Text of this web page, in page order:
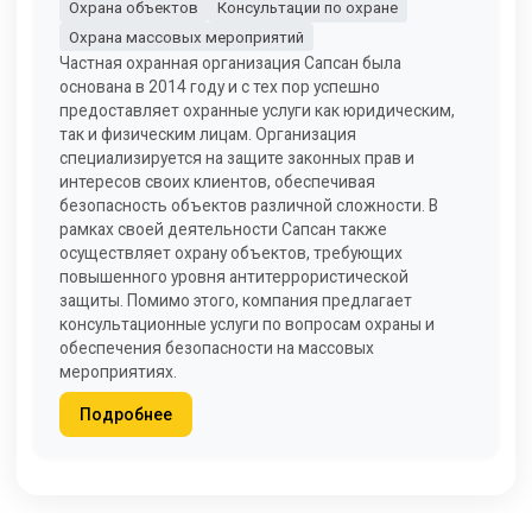
Охрана объектов
Консультации по охране
Охрана массовых мероприятий
Частная охранная организация Сапсан была
основана в 2014 году и с тех пор успешно
предоставляет охранные услуги как юридическим,
так и физическим лицам. Организация
специализируется на защите законных прав и
интересов своих клиентов, обеспечивая
безопасность объектов различной сложности. В
рамках своей деятельности Сапсан также
осуществляет охрану объектов, требующих
повышенного уровня антитеррористической
защиты. Помимо этого, компания предлагает
консультационные услуги по вопросам охраны и
обеспечения безопасности на массовых
мероприятиях.
Подробнее